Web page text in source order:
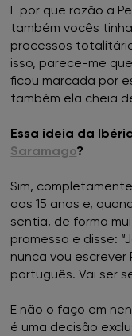
E por que razão a
também vocês
processos
isso, parece-me
ficou marcada por
também ela cheia
Essa ideia da
Saramago?
Sim,
aos 15 anos e,
sentia, de forma
promessa e disse:
nunca vou escrever
português. Vai ser
E não o faço em
é uma decisão